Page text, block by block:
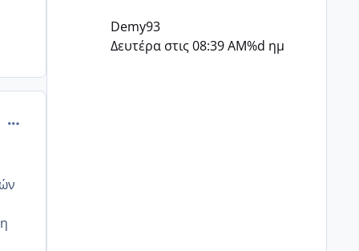
comment_998022
Demy93
Δευτέρα στις 08:39 AM%d ημ